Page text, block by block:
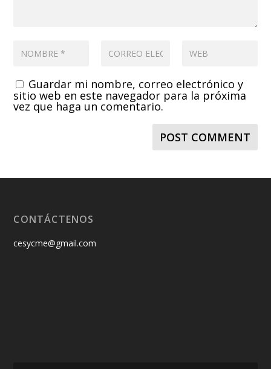
Guardar mi nombre, correo electrónico y
sitio web en este navegador para la próxima
vez que haga un comentario.
CONTÁCTENOS
cesycme@gmail.com